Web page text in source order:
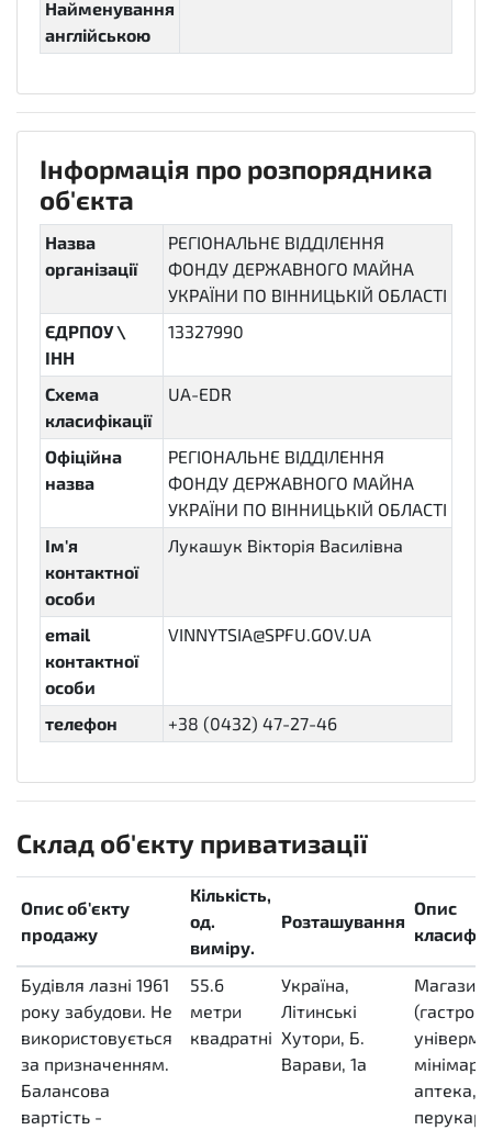
Найменування
англійською
Інформація про розпорядника
об'єкта
Назва
організації
РЕГІОНАЛЬНЕ ВІДДІЛЕННЯ
ФОНДУ ДЕРЖАВНОГО МАЙНА
УКРАЇНИ ПО ВІННИЦЬКІЙ ОБЛАСТІ
ЄДРПОУ \
ІНН
13327990
Схема
класифікації
UA-EDR
Офіційна
назва
РЕГІОНАЛЬНЕ ВІДДІЛЕННЯ
ФОНДУ ДЕРЖАВНОГО МАЙНА
УКРАЇНИ ПО ВІННИЦЬКІЙ ОБЛАСТІ
Ім'я
контактної
особи
Лукашук Вікторія Василівна
email
контактної
особи
VINNYTSIA@SPFU.GOV.UA
телефон +38 (0432) 47-27-46
Склад об'єкту приватизації
Опис об'єкту
продажу
Кількість,
од.
виміру.
Розташування
Опис
Будівля лазні 1961
року забудови. Не
використовується
за призначенням.
Балансова
вартість -
55.6
метри
квадратні
Україна,
Літинські
Хутори, Б.
Варави, 1а
Магазин
аптека,